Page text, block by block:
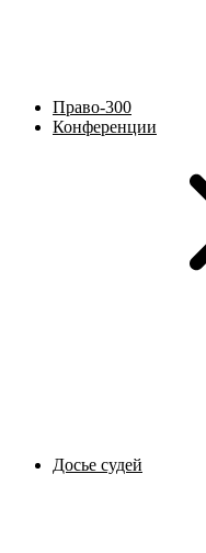
Право-300
Конференции
Досье судей